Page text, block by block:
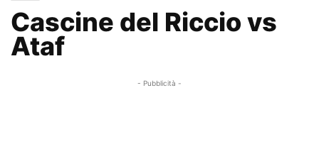
Cascine del Riccio vs
Ataf
- Pubblicità -